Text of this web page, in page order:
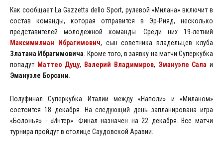
Как сообщает La Gazzetta dello Sport, рулевой «Милана» включит в
состав команды, которая отправится в Эр-Рияд, несколько
представителей молодежной команды. Среди них 19-летний
Максимилиан Ибрагимович, сын советника владельцев клуба
Златана Ибрагимовича . Кроме того, в заявку на матчи Суперкубка
попадут Маттео Дуцу, Валерий Владимиров, Эмануэле Сала и
Эмануэле Борсани
Полуфинал Суперкубка Италии между «Наполи» и «Миланом»
состоится 18 декабря. На следующий день запланирована игра
«Болонья» - «Интер». Финал назначен на 22 декабря. Все матчи
турнира пройдут в столице Саудовской Аравии.